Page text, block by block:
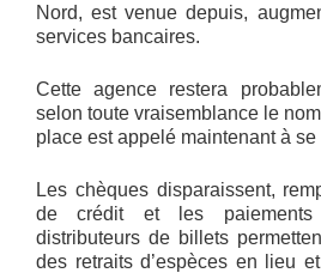
Nord, est venue depuis,
services bancaires.
Cette agence restera
selon toute vraisemblance le
place est appelé maintenant à se
Les chèques disparaissent,
de crédit et les
distributeurs de billets
des retraits d’espèces en lieu